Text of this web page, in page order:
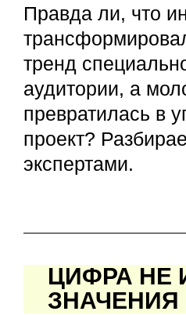
Правда ли, что
тренд
аудитории, а
превратилась в
проект?
экспертами.
ЦИФРА НЕ
ЗНАЧЕНИЯ